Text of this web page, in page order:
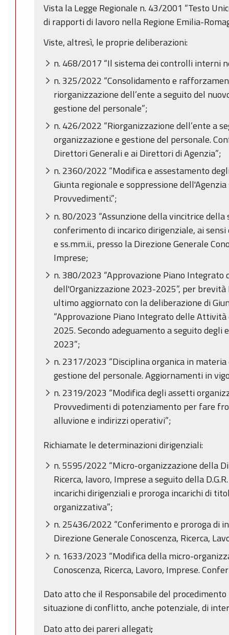
Vista la Legge Regionale n. 43/2001 “Testo
di rapporti di lavoro nella Regione Emilia-
Viste, altresì, le proprie deliberazioni:
n. 468/2017 “Il sistema dei controlli interni
n. 325/2022 “Consolidamento e
riorganizzazione dell’ente a seguito del
gestione del personale”;
n. 426/2022 “Riorganizzazione dell’ente a
organizzazione e gestione del personale.
Direttori Generali e ai Direttori di Agenzia”;
n. 2360/2022 “Modifica e assestamento
Giunta regionale e soppressione
Provvedimenti.”;
n. 80/2023 “Assunzione della vincitrice
conferimento di incarico dirigenziale, ai
e ss.mm.ii., presso la Direzione Generale
Imprese;
n. 380/2023 “Approvazione Piano
dell'Organizzazione 2023-2025”, per brevità
ultimo aggiornato con la deliberazione di
“Approvazione Piano Integrato delle
2025. Secondo adeguamento a seguito
2023”;
n. 2317/2023 “Disciplina organica in
gestione del personale. Aggiornamenti in
n. 2319/2023 “Modifica degli assetti
Provvedimenti di potenziamento per fare
alluvione e indirizzi operativi”;
Richiamate le determinazioni dirigenziali:
n. 5595/2022 “Micro-organizzazione della
Ricerca, lavoro, Imprese a seguito della
incarichi dirigenziali e proroga incarichi di
organizzativa”;
n. 25436/2022 “Conferimento e proroga di
Direzione Generale Conoscenza, Ricerca,
n. 1633/2023 “Modifica della micro-
Conoscenza, Ricerca, Lavoro, Imprese.
Dato atto che il Responsabile del
situazione di conflitto, anche potenziale, di
Dato atto dei pareri allegati;